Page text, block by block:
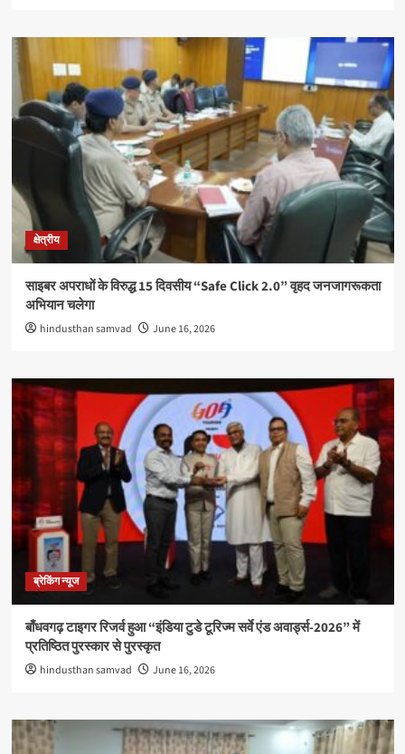
क्षेत्रीय
साइबर अपराधों के विरुद्ध 15 दिवसीय “Safe Click 2.0” वृहद जनजागरूकता
अभियान चलेगा
hindusthan samvad June 16, 2026
ब्रेकिंग न्यूज
बाँधवगढ़ टाइगर रिजर्व हुआ “इंडिया टुडे टूरिज्म सर्वे एंड अवार्ड्स-2026” में
प्रतिष्ठित पुरस्कार से पुरस्कृत
hindusthan samvad June 16, 2026